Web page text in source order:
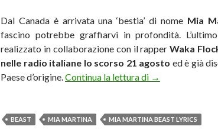
Dal Canada è arrivata una ‘bestia’ di nome Mia
fascino potrebbe graffiarvi in profondità.
realizzato in collaborazione con il rapperWaka
nelle radio italiane lo scorso 21 agosto ed è già
Paese d’origine.Continua la lettura di Mia Martina:
→
BEAST MIA MARTINA MIA MARTINA BEAST LYRICS